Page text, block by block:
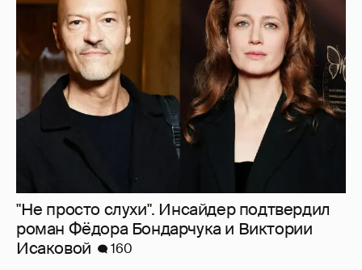
"Не просто слухи". Инсайдер подтвердил
роман Фёдора Бондарчука и Виктории
Исаковой
160